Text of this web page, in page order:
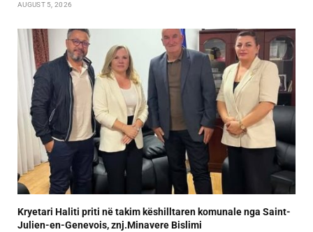
AUGUST 5, 2026
Kryetari Haliti priti në takim këshilltaren komunale nga Saint-
Julien-en-Genevois, znj.Minavere Bislimi